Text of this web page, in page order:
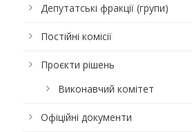
Депутатські фракції (групи)
Постійні комісії
Проєкти рішень
Виконавчий комітет
Офіційні документи